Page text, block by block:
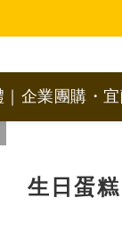
｜企業團購・
生日蛋糕